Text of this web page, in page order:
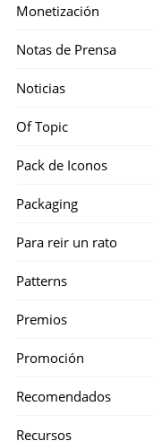
Monetización
Notas de Prensa
Noticias
Of Topic
Pack de Iconos
Packaging
Para reir un rato
Patterns
Premios
Promoción
Recomendados
Recursos